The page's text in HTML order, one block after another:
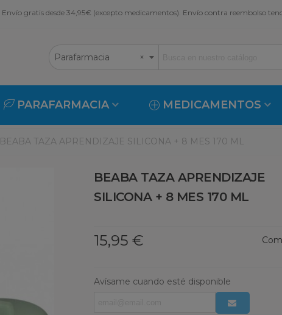
Envío gratis desde 34,95€ (excepto medicamentos). Envío contra reembolso
×
Parafarmacia
PARAFARMACIA MEDICAMENTOS
BEABA TAZA APRENDIZAJE SILICONA + 8 MES 170 ML
BEABA TAZA APRENDIZAJE
SILICONA + 8 MES 170 ML
15,95 €
Avísame cuando esté disponible